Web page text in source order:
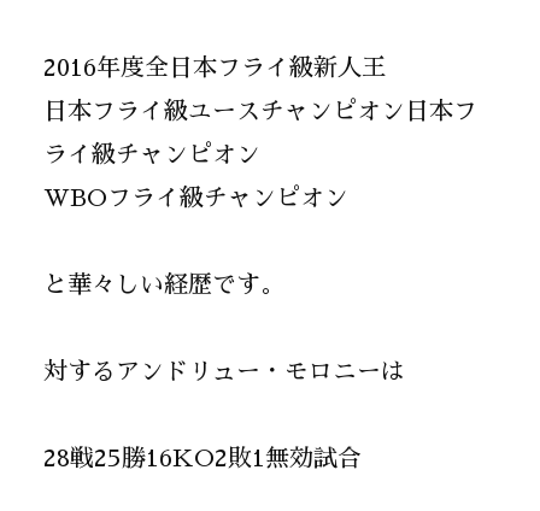
2016年度全日本フライ級新人王
日本フライ級ユースチャンピオン日本フ
ライ級チャンピオン
WBOフライ級チャンピオン
と華々しい経歴です。
対するアンドリュー・モロニーは
28戦25勝16KO2敗1無効試合